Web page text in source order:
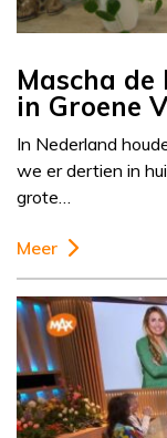
Mascha
in Groene
In Nederland
we er dertien in
grote…
Meer